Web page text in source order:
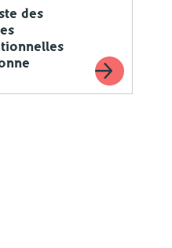
des